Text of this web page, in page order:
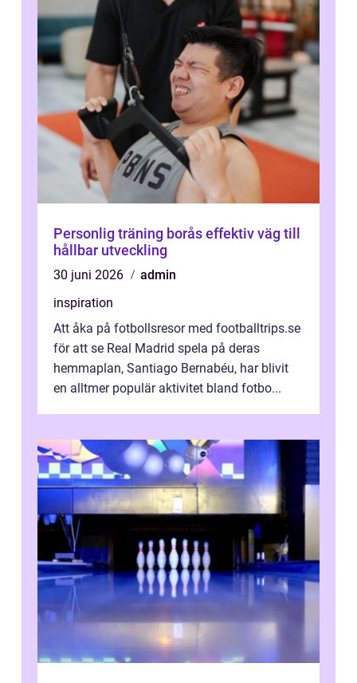
Personlig träning borås effektiv väg till
hållbar utveckling
30 juni 2026
admin
inspiration
Att åka på fotbollsresor med footballtrips.se
för att se Real Madrid spela på deras
hemmaplan, Santiago Bernabéu, har blivit
en alltmer populär aktivitet bland fotbo...